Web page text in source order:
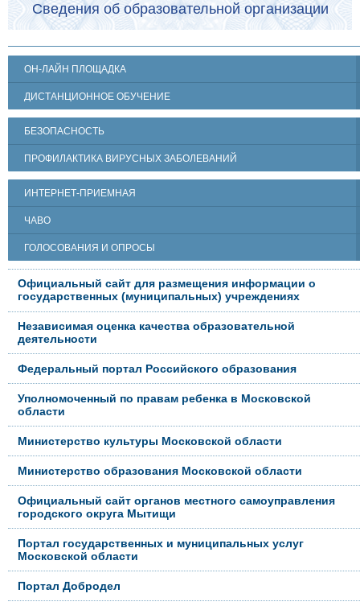
Сведения об образовательной организации
ОН-ЛАЙН ПЛОЩАДКА
ДИСТАНЦИОННОЕ ОБУЧЕНИЕ
БЕЗОПАСНОСТЬ
ПРОФИЛАКТИКА ВИРУСНЫХ ЗАБОЛЕВАНИЙ
ИНТЕРНЕТ-ПРИЕМНАЯ
ЧАВО
ГОЛОСОВАНИЯ И ОПРОСЫ
Официальный сайт для размещения информации о
государственных (муниципальных) учреждениях
Независимая оценка качества образовательной
деятельности
Федеральный портал Российского образования
Уполномоченный по правам ребенка в Московской
области
Министерство культуры Московской области
Министерство образования Московской области
Официальный сайт органов местного самоуправления
городского округа Мытищи
Портал государственных и муниципальных услуг
Московской области
Портал Добродел